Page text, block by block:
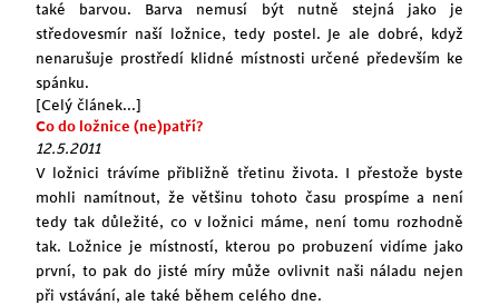
také barvou. Barva nemusí být nutně stejná jako je
středovesmír naší ložnice, tedy postel. Je ale dobré, když
nenarušuje prostředí klidné místnosti určené především ke
spánku.
[Celý článek...]
Co do ložnice (ne)patří?
12.5.2011
V ložnici trávíme přibližně třetinu života. I přestože byste
mohli namítnout, že většinu tohoto času prospíme a není
tedy tak důležité, co v ložnici máme, není tomu rozhodně
tak. Ložnice je místností, kterou po probuzení vidíme jako
první, to pak do jisté míry může ovlivnit naši náladu nejen
při vstávání, ale také během celého dne.